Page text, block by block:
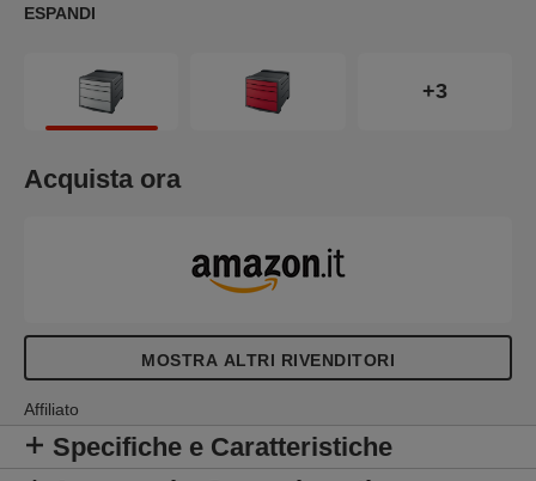
ESPANDI
+3
Acquista ora
MOSTRA ALTRI RIVENDITORI
Affiliato
Specifiche e Caratteristiche